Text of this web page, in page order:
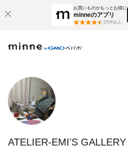
お買いものがもっとお得に
minneのアプリ
3万件以上
ATELIER-EMI'S GALLERY